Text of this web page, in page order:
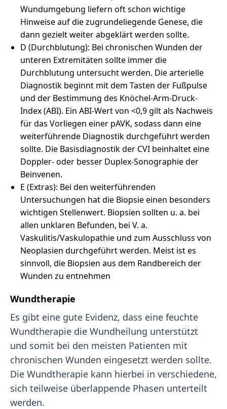
Wundumgebung liefern oft schon wichtige
Hinweise auf die zugrundeliegende Genese, die
dann gezielt weiter abgeklärt werden sollte.
D (Durchblutung): Bei chronischen Wunden der
unteren Extremitäten sollte immer die
Durchblutung untersucht werden. Die arterielle
Diagnostik beginnt mit dem Tasten der Fußpulse
und der Bestimmung des Knöchel-Arm-Druck-
Index (ABI). Ein ABI-Wert von <0,9 gilt als Nachweis
für das Vorliegen einer pAVK, sodass dann eine
weiterführende Diagnostik durchgeführt werden
sollte. Die Basisdiagnostik der CVI beinhaltet eine
Doppler- oder besser Duplex-Sonographie der
Beinvenen.
E (Extras): Bei den weiterführenden
Untersuchungen hat die Biopsie einen besonders
wichtigen Stellenwert. Biopsien sollten u. a. bei
allen unklaren Befunden, bei V. a.
Vaskulitis/Vaskulopathie und zum Ausschluss von
Neoplasien durchgeführt werden. Meist ist es
sinnvoll, die Biopsien aus dem Randbereich der
Wunden zu entnehmen
Wundtherapie
Es gibt eine gute Evidenz, dass eine feuchte
Wundtherapie die Wundheilung unterstützt
und somit bei den meisten Patienten mit
chronischen Wunden eingesetzt werden sollte.
Die Wundtherapie kann hierbei in verschiedene,
sich teilweise überlappende Phasen unterteilt
werden.